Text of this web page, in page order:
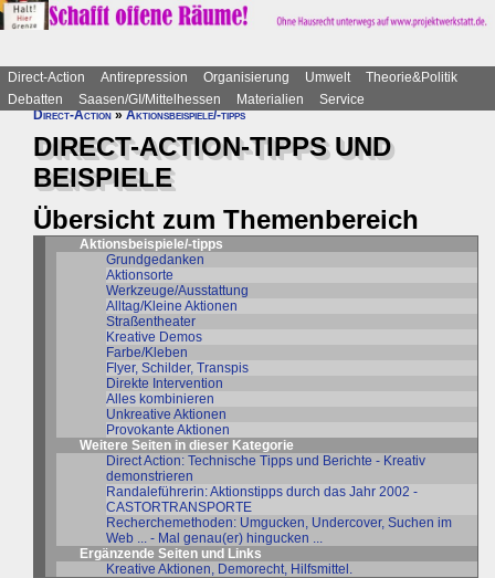
Direct-Action Antirepression Organisierung Umwelt
Theorie&Politik
Debatten
Saasen/GI/Mittelhessen Materialien
Service
Direct-Action»Aktionsbeispiele/-tipps
DIRECT-ACTION-TIPPS UND
BEISPIELE
Übersicht zum Themenbereich
Aktionsbeispiele/-tipps
Grundgedanken
Aktionsorte
Werkzeuge/Ausstattung
Alltag/Kleine Aktionen
Straßentheater
Kreative Demos
Farbe/Kleben
Flyer, Schilder, Transpis
Direkte Intervention
Alles kombinieren
Unkreative Aktionen
Provokante Aktionen
Weitere Seiten in dieser Kategorie
Direct Action: Technische Tipps und Berichte - Kreativ
demonstrieren
Randaleführerin: Aktionstipps durch das Jahr 2002 -
CASTORTRANSPORTE
Recherchemethoden: Umgucken, Undercover, Suchen im
Web ... - Mal genau(er) hingucken ...
Ergänzende Seiten und Links
Kreative Aktionen, Demorecht, Hilfsmittel.